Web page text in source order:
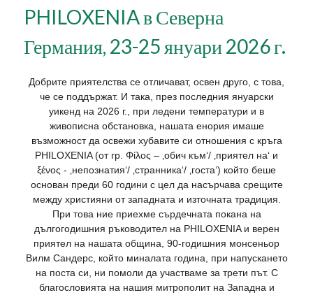
PHILOXENIA в Северна
Германия, 23-25 януари 2026 г.
Добрите приятелства се отличават, освен друго, с това,
че се поддържат. И така, през последния януарски
уикенд на 2026 г., при ледени температури и в
живописна обстановка, нашата енория имаше
възможност да освежи хубавите си отношения с кръга
PHILOXENIA (от гр. Φίλος – ‚обич към‘/ ‚приятел на‘ и
ξένος - ‚непознатия‘/ ‚странника‘/ ‚госта‘) койтo беше
основан преди 60 години с цел да насърчава срещите
между християни от западната и източната традиция.
При това ние приехме сърдечната покана на
дългогодишния ръководител на PHILOXENIA и верен
приятел на нашата община, 90-годишния монсеньор
Вилм Сандерс, който миналата година, при напускането
на поста си, ни помоли да участваме за трети път. С
благословията на нашия митрополит на Западна и